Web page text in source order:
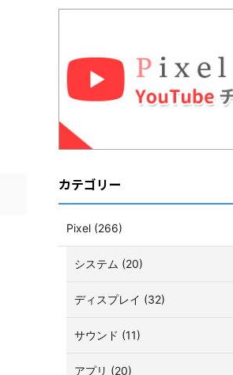
カテゴリー
Pixel (266)
システム (20)
ディスプレイ (32)
サウンド (11)
アプリ (20)